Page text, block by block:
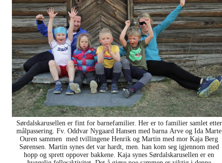
Sørdalskarusellen er fint for barnefamilier. Her er to familier samlet etter
målpassering. Fv. Oddvar Nygaard Hansen med barna Arve og Ida Marte
Ouren sammen med tvillingene Henrik og Martin med mor Kaja Berg
Sørensen. Martin synes det var hardt, men. han kom seg igjennom med
hopp og sprett oppover bakkene. Kaja synes Sørdalskarusellen er en